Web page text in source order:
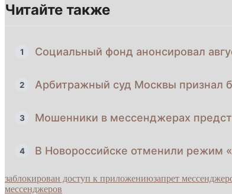
Читайте также
1 Социальный фонд анонсировал
2 Арбитражный суд Москвы признал
3 Мошенники в мессенджерах
4 В Новороссийске отменили режим
заблокирован доступ к приложениюзапрет
мессенджеров